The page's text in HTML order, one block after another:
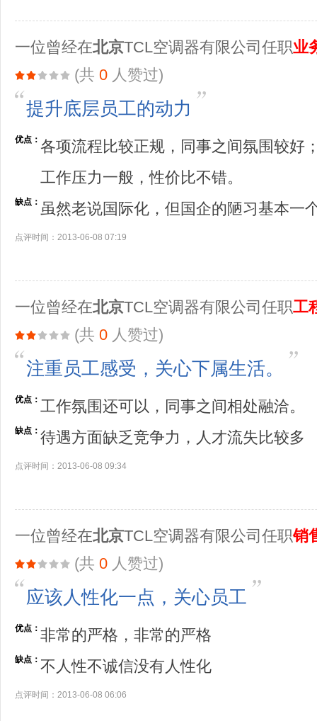
一位曾经在北京TCL空调器有限公司任职业
(共 0 人赞过)
提升底层员工的动力
优点： 各项流程比较正规，同事之间氛围较好
工作压力一般，性价比不错。
缺点： 虽然老说国际化，但国企的陋习基本一
点评时间：2013-06-08 07:19
一位曾经在北京TCL空调器有限公司任职工
(共 0 人赞过)
注重员工感受，关心下属生活。
优点： 工作氛围还可以，同事之间相处融洽。
缺点： 待遇方面缺乏竞争力，人才流失比较多
点评时间：2013-06-08 09:34
一位曾经在北京TCL空调器有限公司任职销
(共 0 人赞过)
应该人性化一点，关心员工
优点： 非常的严格，非常的严格
缺点： 不人性不诚信没有人性化
点评时间：2013-06-08 06:06